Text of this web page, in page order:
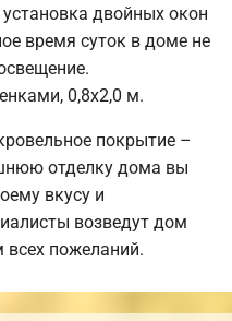
двойных окон
время суток в доме не
0,8х2,0 м.
покрытие –
отделку дома вы
вкусу и
возведут дом
всех пожеланий.